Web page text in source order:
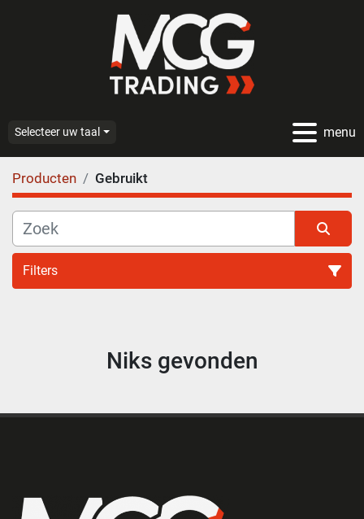
menu
Selecteer uw taal
Producten Gebruikt
Filters
Sorteren op
Niks gevonden